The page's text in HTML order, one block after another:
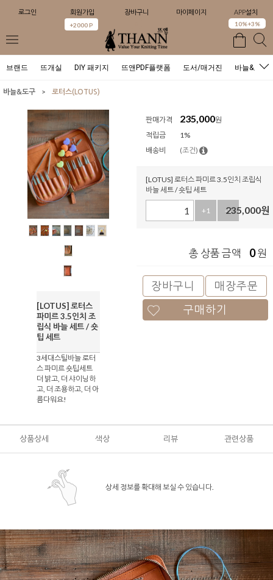
로그인 회원가입
+2000 P
장바구니 마이페이지 APP설치
10%+3%
브랜드 뜨개실 DIY 패키지 뜨앤PDF플랫폼 도서/매거진 바늘&도구
바늘&도구 > 로터스(LOTUS)
[LOTUS] 로터스
파미르 3.5인치 조
립식 바늘 세트 / 숏
팁 세트
3세대스틸바늘 로터
스 파미르 숏팁세트
더 밝고, 더 샤이닝하
고, 더 조용하고, 더 아
름다워요!
판매가격 235,000원
적립금
1%
배송비
(조건)
[LOTUS] 로터스 파미르 3.5인치 조립식
바늘 세트 / 숏팁 세트
+1 -1
235,000원
총 상품 금액 0원
장바구니
매장주문
구매하기
상품상세 색상 리뷰 관련상품
상세 정보를 확대해 보실 수 있습니다.